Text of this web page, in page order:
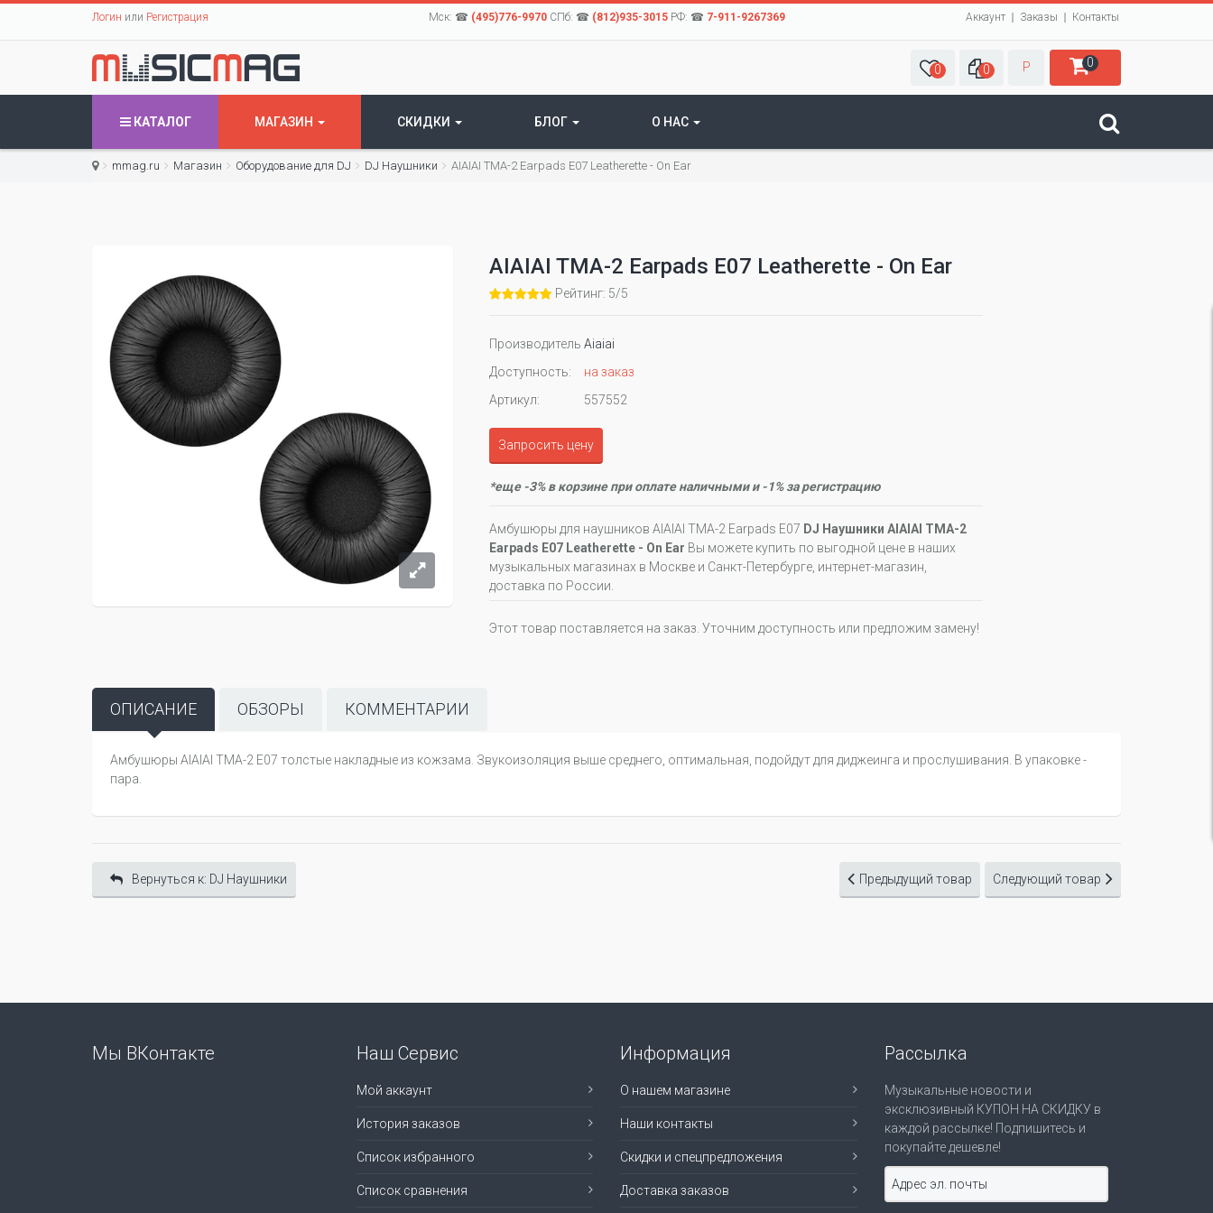
Логин или Регистрация Мск: ☎ (495)776-9970СПб: ☎ (812)935-3015РФ: ☎ 7-911-9267369 Аккаунт Заказы Контакты
0 0 Р 0
КАТАЛОГ МАГАЗИН СКИДКИ БЛОГ О НАС
mmag.ru Магазин Оборудование для DJ DJ Наушники AIAIAI TMA-2 Earpads E07 Leatherette - On Ear
AIAIAI TMA-2 Earpads E07 Leatherette - On Ear
Рейтинг: 5/5
Производитель Aiaiai
Доступность:
на заказ
Артикул:
557552
Запросить цену
*еще -3% в корзине при оплате наличными и -1% за регистрацию
Амбушюры для наушников AIAIAI TMA-2 Earpads E07 DJ Наушники AIAIAI TMA-2
Earpads E07 Leatherette - On Ear Вы можете купить по выгодной цене в наших
музыкальных магазинах в Москве и Санкт-Петербурге, интернет-магазин,
доставка по России.
Этот товар поставляется на заказ. Уточним доступность или предложим замену!
ОПИСАНИЕ ОБЗОРЫ КОММЕНТАРИИ
Амбушюры AIAIAI TMA-2 E07 толстые накладные из кожзама. Звукоизоляция выше среднего, оптимальная, подойдут для диджеинга и прослушивания. В упаковке -
пара.
Вернуться к: DJ Наушники Предыдущий товар Следующий товар
Мы ВКонтакте Наш Сервис
Мой аккаунт
История заказов
Список избранного
Список сравнения
Информация
О нашем магазине
Наши контакты
Скидки и спецпредложения
Доставка заказов
Рассылка
Музыкальные новости и
эксклюзивный КУПОН НА СКИДКУ в
каждой рассылке! Подпишитесь и
покупайте дешевле!